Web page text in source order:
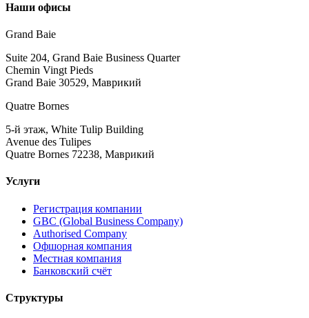
Наши офисы
Grand Baie
Suite 204, Grand Baie Business Quarter
Chemin Vingt Pieds
Grand Baie 30529, Маврикий
Quatre Bornes
5-й этаж, White Tulip Building
Avenue des Tulipes
Quatre Bornes 72238, Маврикий
Услуги
Регистрация компании
GBC (Global Business Company)
Authorised Company
Офшорная компания
Местная компания
Банковский счёт
Структуры